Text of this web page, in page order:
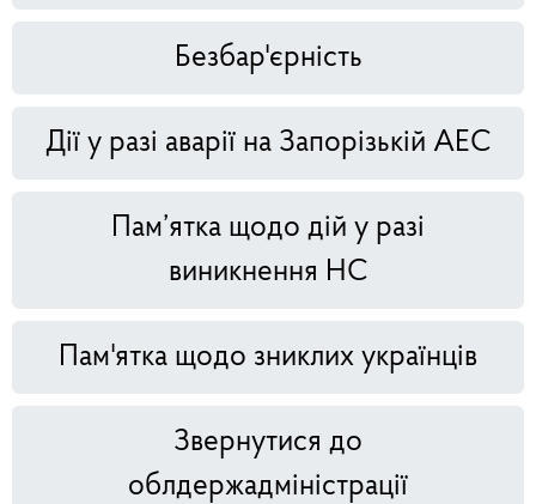
Безбар'єрність
Дії у разі аварії на Запорізькій АЕС
Пам’ятка щодо дій у разі
виникнення НС
Пам'ятка щодо зниклих українців
Звернутися до
облдержадміністрації